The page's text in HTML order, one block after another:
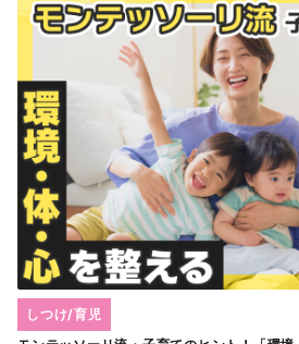
しつけ/育児